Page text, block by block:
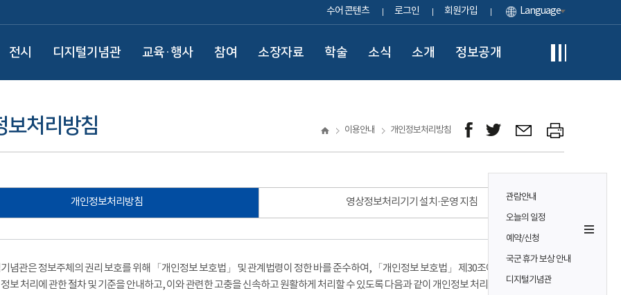
수어 콘텐츠 로그인 회원가입 Language
전시 디지털기념관 교육·행사 참여 소장자료 학술 소식 소개 정보공개
관람안내
오늘의 일정
예약/신청
국군 휴가 보상 안내
디지털기념관
보처리방침 이용안내 개인정보처리방침
개인정보처리방침 영상정보처리기기 설치·운영 지침
념관은 정보주체의 권리 보호를 위해 「개인정보 보호법」 및 관계법령이 정한 바를 준수하여, 「개인정보 보호법」 제30조에 따라
보 처리에 관한 절차 및 기준을 안내하고, 이와 관련한 고충을 신속하고 원활하게 처리할 수 있도록 다음과 같이 개인정보 처리방침을